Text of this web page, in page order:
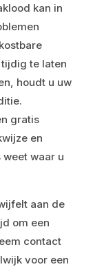
kan in
te laten
houdt u uw
gratis
en
waar u
aan de
om een
contact
voor een